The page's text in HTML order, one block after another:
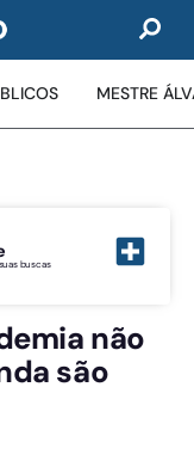
MESTRE
buscas
não
são